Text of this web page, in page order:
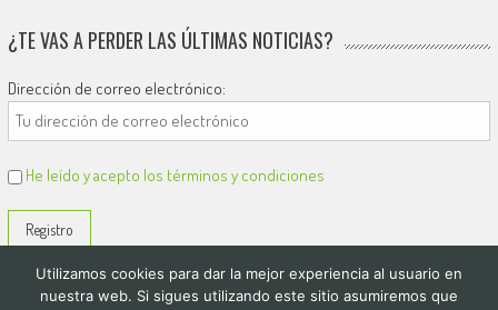
¿TE VAS A PERDER LAS ÚLTIMAS NOTICIAS?
Dirección de correo electrónico:
He leído y acepto los términos y condiciones
Utilizamos cookies para dar la mejor experiencia al usuario en
nuestra web. Si sigues utilizando este sitio asumiremos que